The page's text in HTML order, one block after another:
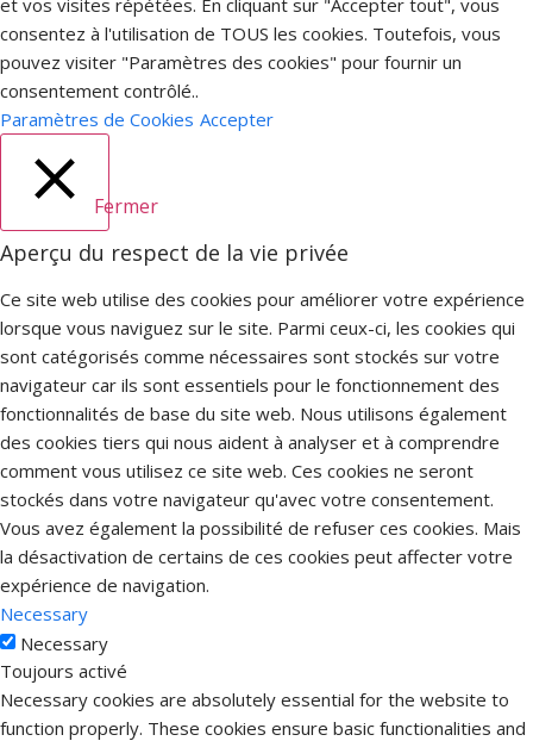
et vos visites répétées. En cliquant sur "Accepter tout", vous
consentez à l'utilisation de TOUS les cookies. Toutefois, vous
pouvez visiter "Paramètres des cookies" pour fournir un
consentement contrôlé..
Paramètres de Cookies Accepter
Fermer
Aperçu du respect de la vie privée
Ce site web utilise des cookies pour améliorer votre expérience
lorsque vous naviguez sur le site. Parmi ceux-ci, les cookies qui
sont catégorisés comme nécessaires sont stockés sur votre
navigateur car ils sont essentiels pour le fonctionnement des
fonctionnalités de base du site web. Nous utilisons également
des cookies tiers qui nous aident à analyser et à comprendre
comment vous utilisez ce site web. Ces cookies ne seront
stockés dans votre navigateur qu'avec votre consentement.
Vous avez également la possibilité de refuser ces cookies. Mais
la désactivation de certains de ces cookies peut affecter votre
expérience de navigation.
Necessary
Necessary
Toujours activé
Necessary cookies are absolutely essential for the website to
function properly. These cookies ensure basic functionalities and